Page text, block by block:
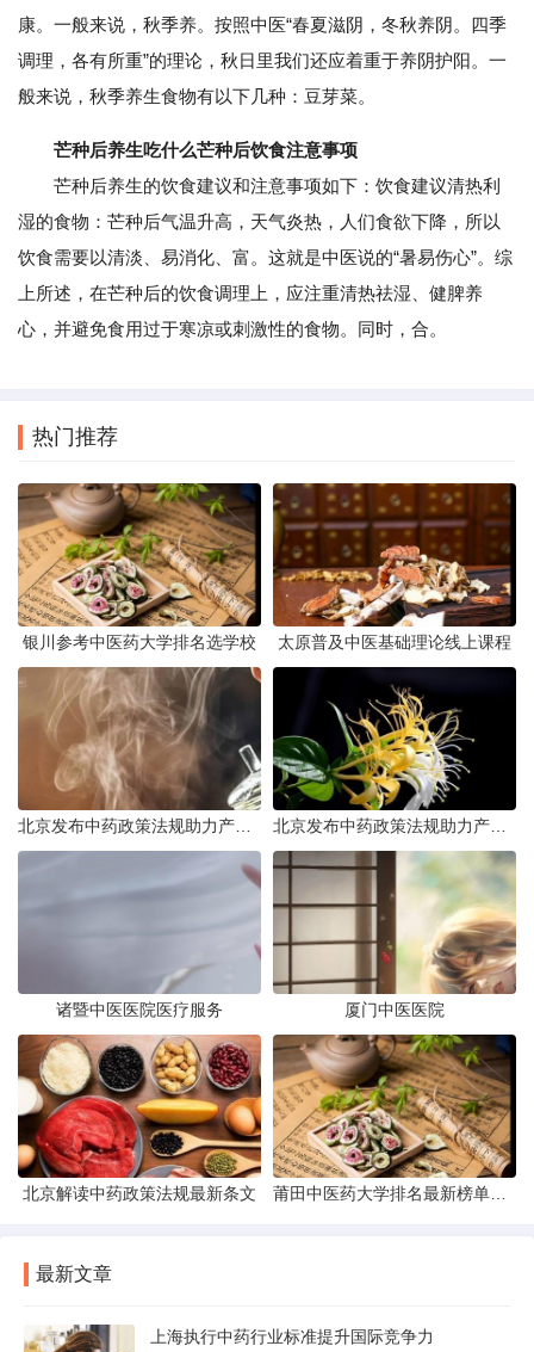
康。一般来说，秋季养。按照中医“春夏滋阴，冬秋养阴。四季
调理，各有所重”的理论，秋日里我们还应着重于养阴护阳。一
般来说，秋季养生食物有以下几种：豆芽菜。
芒种后养生吃什么芒种后饮食注意事项
芒种后养生的饮食建议和注意事项如下：饮食建议清热利
湿的食物：芒种后气温升高，天气炎热，人们食欲下降，所以
饮食需要以清淡、易消化、富。这就是中医说的“暑易伤心”。综
上所述，在芒种后的饮食调理上，应注重清热祛湿、健脾养
心，并避免食用过于寒凉或刺激性的食物。同时，合。
热门推荐
银川参考中医药大学排名选学校 太原普及中医基础理论线上课程
诸暨中医医院医疗服务 厦门中医医院
北京解读中药政策法规最新条文
最新文章
上海执行中药行业标准提升国际竞争力